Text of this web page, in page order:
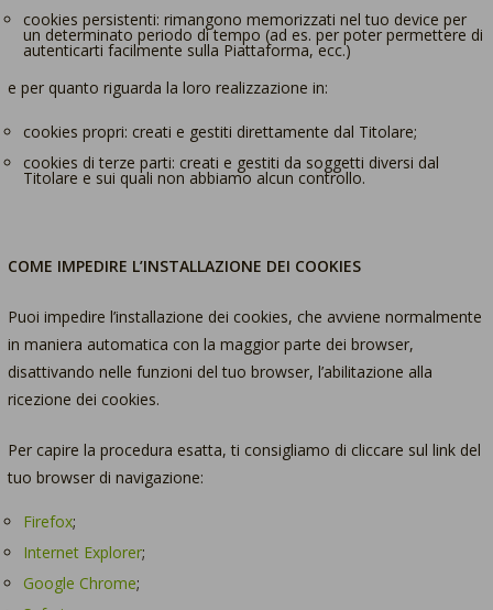
cookies persistenti: rimangono memorizzati nel tuo device per
un determinato periodo di tempo (ad es. per poter permettere di
autenticarti facilmente sulla Piattaforma, ecc.)
e per quanto riguarda la loro realizzazione in:
cookies propri: creati e gestiti direttamente dal Titolare;
cookies di terze parti: creati e gestiti da soggetti diversi dal
Titolare e sui quali non abbiamo alcun controllo.
COME IMPEDIRE L’INSTALLAZIONE DEI COOKIES
Puoi impedire l’installazione dei cookies, che avviene normalmente
in maniera automatica con la maggior parte dei browser,
disattivando nelle funzioni del tuo browser, l’abilitazione alla
ricezione dei cookies.
Per capire la procedura esatta, ti consigliamo di cliccare sul link del
tuo browser di navigazione:
Firefox;
Internet Explorer;
Google Chrome;